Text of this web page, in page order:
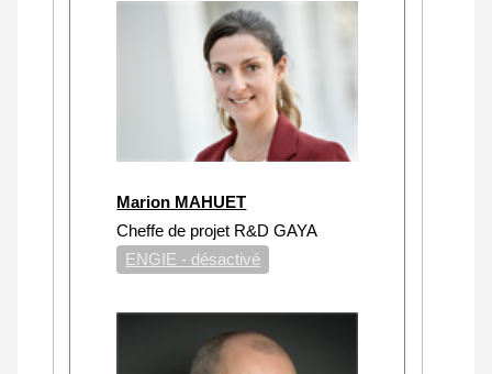
Marion MAHUET
Cheffe de projet R&D GAYA
ENGIE - désactivé